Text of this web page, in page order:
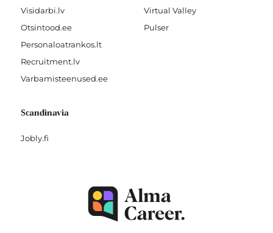
Visidarbi.lv
Otsintood.ee
Personaloatrankos.lt
Recruitment.lv
Varbamisteenused.ee
Virtual Valley
Pulser
Scandinavia
Jobly.fi